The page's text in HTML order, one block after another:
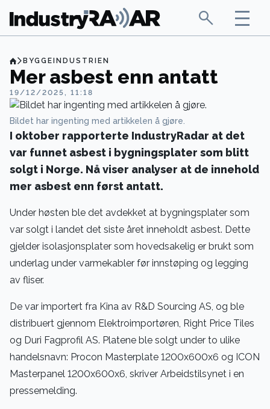
BYGGEINDUSTRIEN
Mer asbest enn antatt
19/12/2025, 11:18
Bildet har ingenting med artikkelen å gjøre.
I oktober rapporterte IndustryRadar at det
var funnet asbest i bygningsplater som blitt
solgt i Norge. Nå viser analyser at de innehold
mer asbest enn først antatt.
Under høsten ble det avdekket at bygningsplater som
var solgt i landet det siste året inneholdt asbest. Dette
gjelder isolasjonsplater som hovedsakelig er brukt som
underlag under varmekabler før innstøping og legging
av fliser.
De var importert fra Kina av R&D Sourcing AS, og ble
distribuert gjennom Elektroimportøren, Right Price Tiles
og Duri Fagprofil AS. Platene ble solgt under to ulike
handelsnavn: Procon Masterplate 1200x600x6 og ICON
Masterpanel 1200x600x6, skriver Arbeidstilsynet i en
pressemelding.